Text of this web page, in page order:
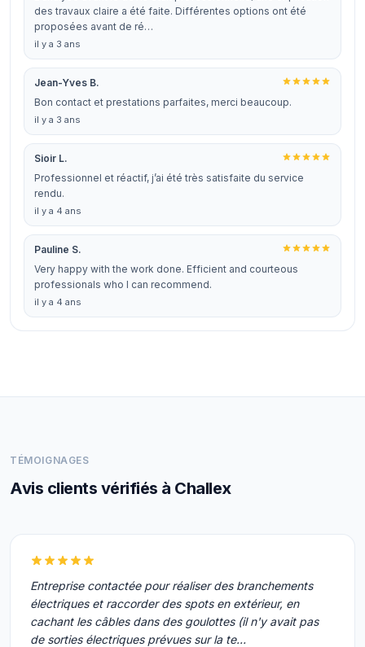
des travaux claire a été faite. Différentes options ont été
proposées avant de ré…
il y a 3 ans
Jean-Yves B.
Bon contact et prestations parfaites, merci beaucoup.
il y a 3 ans
Sioir L.
Professionnel et réactif, j’ai été très satisfaite du service
rendu.
il y a 4 ans
Pauline S.
Very happy with the work done. Efficient and courteous
professionals who I can recommend.
il y a 4 ans
TÉMOIGNAGES
Avis clients vérifiés à Challex
Entreprise contactée pour réaliser des branchements
électriques et raccorder des spots en extérieur, en
cachant les câbles dans des goulottes (il n'y avait pas
de sorties électriques prévues sur la te…